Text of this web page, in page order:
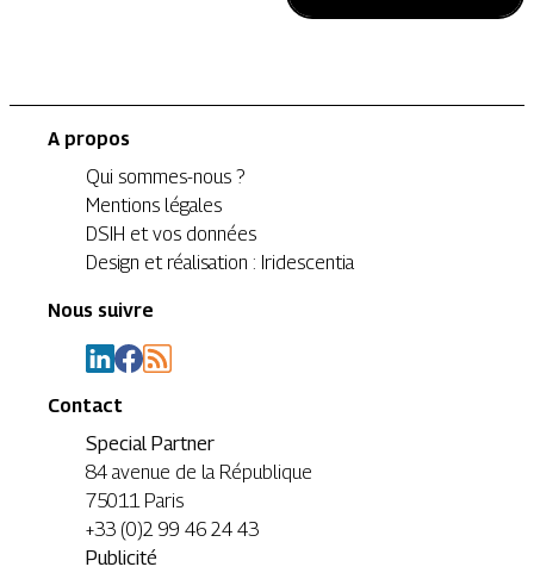
A propos
Qui sommes-nous ?
Mentions légales
DSIH et vos données
Design et réalisation : Iridescentia
Nous suivre
Contact
Special Partner
84 avenue de la République
75011 Paris
+33 (0)2 99 46 24 43
Publicité